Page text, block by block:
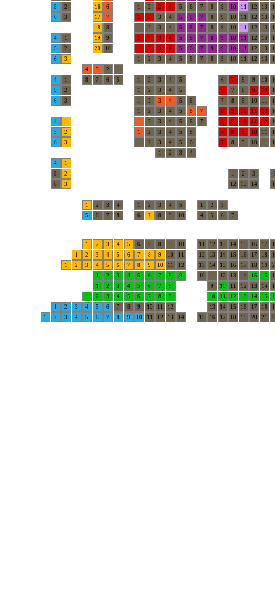
5
2 16 6 1 2 3 4 5 6 7 8 9 10 11 12 13
6
3 17 7 1 2 3 4 5 6 7 8 9 10 11 12 13
18
8 1 2 3 4 5 6 7 8 9 10 11 12 13
4
1 19 9 1 2 3 4 5 6 7 8 9 10 11 12 13
5
2 20 10 1 2 3 4 5 6 7 8 9 10 11 12 13
6
3 1 2 3 4 5 6 7 8 9 10 11 12 13
4
3 2
1
4
1 8 7 6 5 1 2 3 4 5 6 7 8 9 10
5
2 1 2 3 4 5 6 7 8 9 10
6
3 1 2 3 4 5 6 7 8 9 10 11
1
2 3 4 5 6 7 8 9 10 11 12
4
1 1 2 3 4 5 6 7 8 9 10 11 12
5
2 1 2 3 4 5 6 7 8 9 10 11
6
3 1 2 3 4 5 6 7 8 9 10 11
1
2 3
4
4
1
5
2 1 2 3
6
3 12 13 14
1 2 3 4 1 2 3 4 5 1 2
3
5
6 7 8 6 7 8 9 10 4 5 6 7
1 2 3 4 5 6 7 8 9 10 11 12 13 14 15 16 17
1
2 3 4 5 6 7 8 9 10 11 12 13 14 15 16 17 18
1
2 3 4 5 6 7 8 9 10 11 12 13 14 15 16 17 18 19
1
2 3 4 5 6 7 8 9 10 11 12 13 14 15 16
1
2 3 4 5 6 7 8 9 10 11 12 13 14
1
2 3 4 5 6 7 8 9 10 11 12 13 14 15
1
2 3 4 5 6 7 8 9 10 11 12 13 14 15 16 17 18
1
2 3 4 5 6 7 8 9 10 11 12 13 14 15 16 17 18 19 20 21